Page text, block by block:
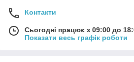
Контакти
Сьогодні працює з 09:00 до
Показати весь графік роботи